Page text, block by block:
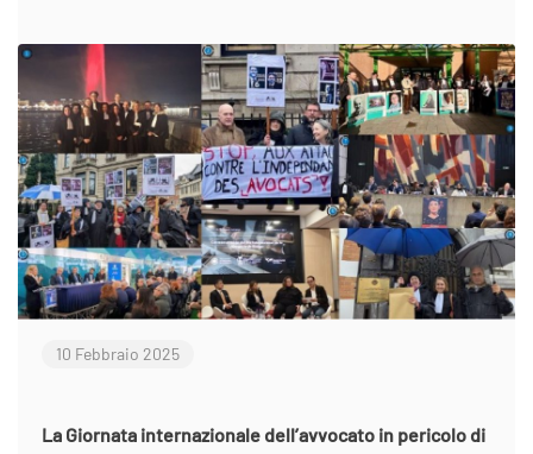
10 Febbraio 2025
La Giornata internazionale dell’avvocato in pericolo di